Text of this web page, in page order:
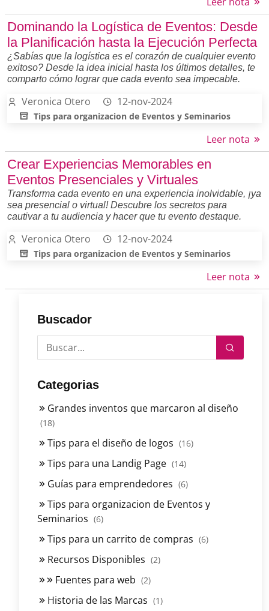
Buscador
Categorias
Grandes inventos que marcaron al diseño
(18)
Tips para el diseño de logos (16)
Tips para una Landig Page (14)
Guías para emprendedores (6)
Tips para organizacion de Eventos y
Seminarios (6)
Tips para un carrito de compras (6)
Recursos Disponibles (2)
Fuentes para web (2)
Historia de las Marcas (1)
Dominando la Logística de Eventos: Desde
la Planificación hasta la Ejecución Perfecta
¿Sabías que la logística es el corazón de cualquier evento
exitoso? Desde la idea inicial hasta los últimos detalles, te
comparto cómo lograr que cada evento sea impecable.
Veronica Otero 12-nov-2024
Tips para organizacion de Eventos y Seminarios
Leer nota
Crear Experiencias Memorables en
Eventos Presenciales y Virtuales
Transforma cada evento en una experiencia inolvidable, ¡ya
sea presencial o virtual! Descubre los secretos para
cautivar a tu audiencia y hacer que tu evento destaque.
Veronica Otero 12-nov-2024
Tips para organizacion de Eventos y Seminarios
Leer nota